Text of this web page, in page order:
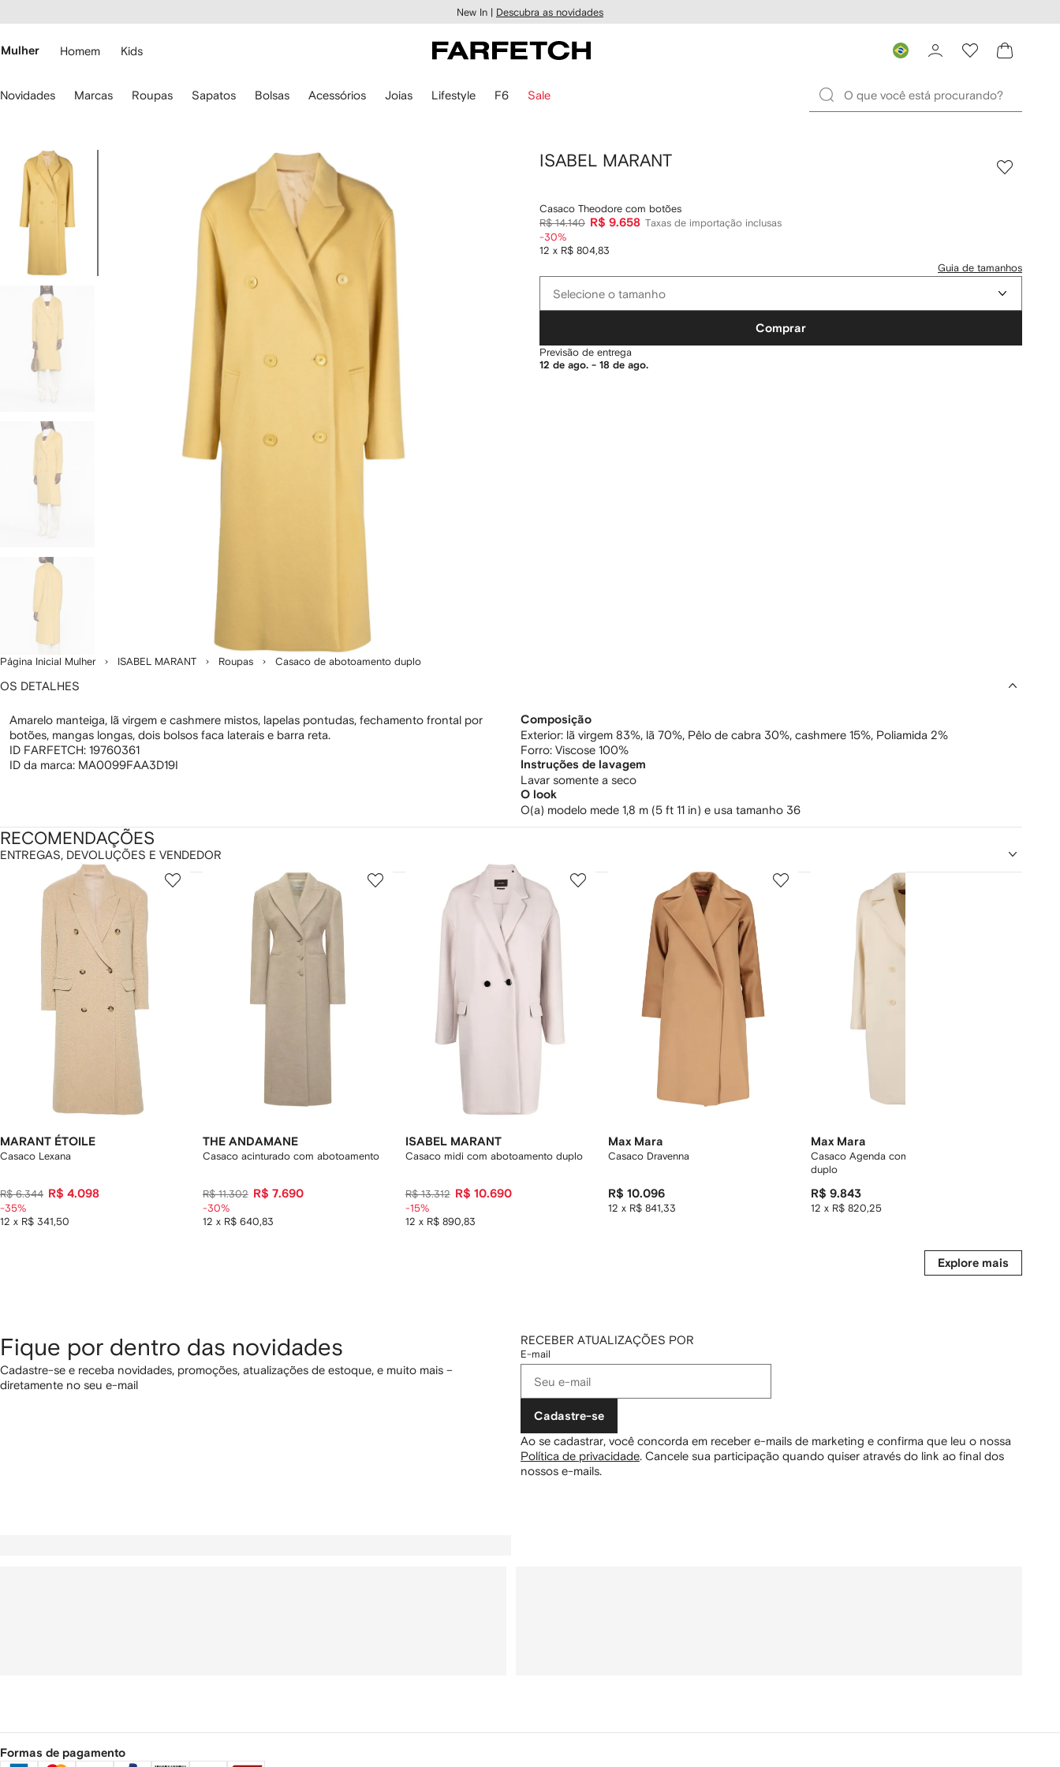
New In | Descubra as novidades
Mulher Homem Kids
Novidades Marcas Roupas Sapatos Bolsas Acessórios Joias Lifestyle F6 Sale
Imagem
Página Inicial Mulher ISABEL MARANT Roupas Casaco de abotoamento duplo
ISABEL MARANT
Casaco Theodore com botões
R$ 14.140
R$ 9.658
12 x R$ 804,83
Taxas de importação inclusas
-30%
Guia de tamanhos
tamanho
Selecione o tamanho
Comprar
Previsão de entrega
12 de ago. - 18 de ago.
OS DETALHES
Amarelo manteiga, lã virgem e cashmere mistos, lapelas pontudas, fechamento frontal por
botões, mangas longas, dois bolsos faca laterais e barra reta.
ID FARFETCH: 19760361
ID da marca: MA0099FAA3D19I
Composição
Exterior: lã virgem 83%, lã 70%, Pêlo de cabra 30%, cashmere 15%, Poliamida 2%
Forro: Viscose 100%
Instruções de lavagem
Lavar somente a seco
O look
O(a) modelo mede 1,8 m (5 ft 11 in) e usa tamanho 36
ENTREGAS, DEVOLUÇÕES E VENDEDOR
RECOMENDAÇÕES
MARANT ÉTOILE
Casaco Lexana
R$ 6.344 R$ 4.098
12 x R$ 341,50
-35%
2
THE ANDAMANE
Casaco acinturado com abotoamento
R$ 11.302 R$ 7.690
12 x R$ 640,83
-30%
3
ISABEL MARANT
Casaco midi com abotoamento duplo
R$ 13.312 R$ 10.690
12 x R$ 890,83
-15%
4
Max Mara
Casaco Dravenna
R$ 10.096
12 x R$ 841,33
5
Max Mara
Casaco Agenda com abotoamento
duplo
R$ 9.843
12 x R$ 820,25
6
Explore mais
Fique por dentro das novidades
Cadastre-se e receba novidades, promoções, atualizações de estoque, e muito mais –
diretamente no seu e-mail
RECEBER ATUALIZAÇÕES POR
E-mail
Cadastre-se
Ao se cadastrar, você concorda em receber e-mails de marketing e confirma que leu o nossa
Política de privacidade. Cancele sua participação quando quiser através do link ao final dos
nossos e-mails.
Formas de pagamento